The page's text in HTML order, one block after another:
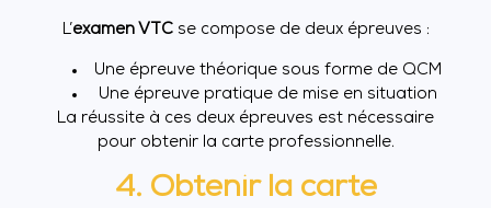
L’examen VTCse compose de deux épreuves :
Une épreuve théorique sous forme de QCM
Une épreuve pratique de mise en situation
La réussite à ces deux épreuves est nécessaire
pour obtenir la carte professionnelle.
4. Obtenir la carte